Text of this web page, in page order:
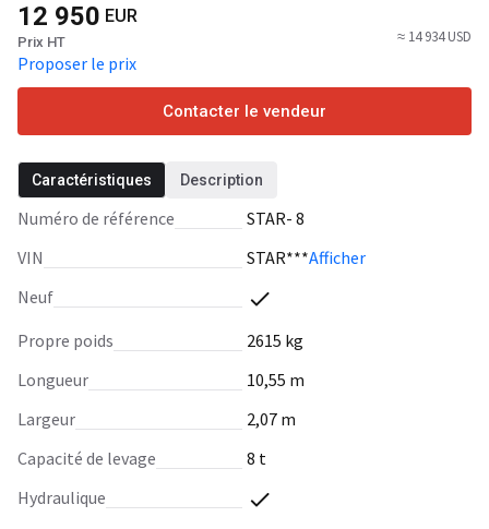
12 950 EUR
Prix HT
Proposer le prix
≈ 14 934 USD
Contacter le vendeur
Caractéristiques Description
Numéro de référence
STAR- 8
VIN
STAR***Afficher
Neuf
Propre poids
2615 kg
Longueur
10,55 m
Largeur
2,07 m
Capacité de levage
8 t
Hydraulique